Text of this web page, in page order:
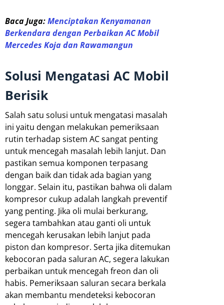
Baca Juga:Menciptakan Kenyamanan
Berkendara dengan Perbaikan AC Mobil
Mercedes Koja dan Rawamangun
Solusi Mengatasi AC Mobil
Berisik
Salah satu solusi untuk mengatasi masalah
ini yaitu dengan melakukan pemeriksaan
rutin terhadap sistem AC sangat penting
untuk mencegah masalah lebih lanjut. Dan
pastikan semua komponen terpasang
dengan baik dan tidak ada bagian yang
longgar. Selain itu, pastikan bahwa oli dalam
kompresor cukup adalah langkah preventif
yang penting. Jika oli mulai berkurang,
segera tambahkan atau ganti oli untuk
mencegah kerusakan lebih lanjut pada
piston dan kompresor. Serta jika ditemukan
kebocoran pada saluran AC, segera lakukan
perbaikan untuk mencegah freon dan oli
habis. Pemeriksaan saluran secara berkala
akan membantu mendeteksi kebocoran